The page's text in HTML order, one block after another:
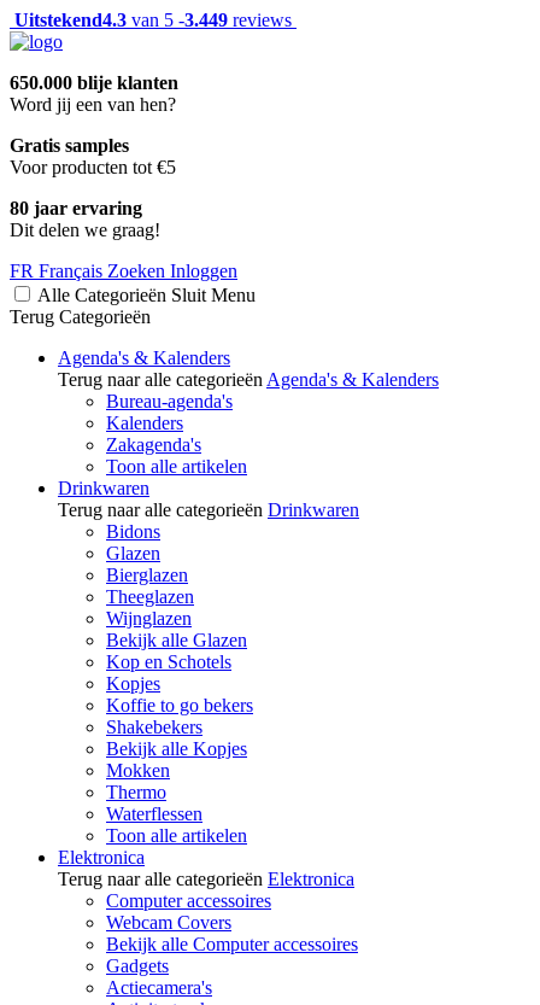
Uitstekend4.3 van 5 -3.449 reviews
650.000 blije klanten
Word jij een van hen?
Gratis samples
Voor producten tot €5
80 jaar ervaring
Dit delen we graag!
FR Français Zoeken Inloggen
Alle Categorieën Sluit Menu
Terug Categorieën
Agenda's & Kalenders
Terug naar alle categorieën Agenda's & Kalenders
Bureau-agenda's
Kalenders
Zakagenda's
Toon alle artikelen
Drinkwaren
Terug naar alle categorieën Drinkwaren
Bidons
Glazen
Bierglazen
Theeglazen
Wijnglazen
Bekijk alle Glazen
Kop en Schotels
Kopjes
Koffie to go bekers
Shakebekers
Bekijk alle Kopjes
Mokken
Thermo
Waterflessen
Toon alle artikelen
Elektronica
Terug naar alle categorieën Elektronica
Computer accessoires
Webcam Covers
Bekijk alle Computer accessoires
Gadgets
Actiecamera's